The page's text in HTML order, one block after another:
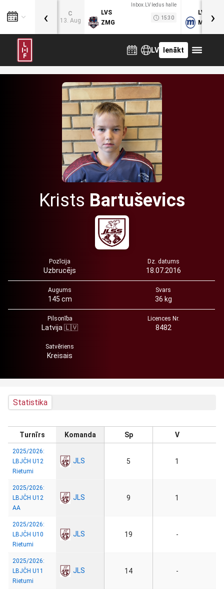
C
13. Aug
Inbox.LV ledus halle
LVS
ZMG
15:30
LVB
MOG
‹ ›
LV Ienākt
Krists Bartuševics
Pozīcija
Uzbrucējs
Dz. datums
18.07.2016
Augums
145 cm
Svars
36 kg
Pilsonība
Latvija 🇱🇻
Licences Nr.
8482
Satvēriens
Kreisais
Statistika
Turnīrs Komanda Sp V
2025/2026:
LBJČH U12
Rietumi
JLS 5 1
2025/2026:
LBJČH U12
AA
JLS 9 1
2025/2026:
LBJČH U10
Rietumi
JLS 19 -
2025/2026:
LBJČH U11
Rietumi
JLS 14 -